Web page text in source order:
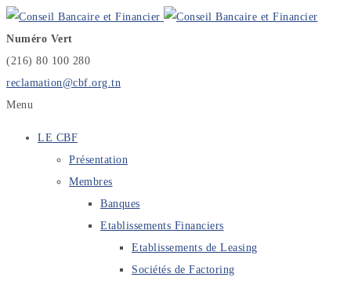
Numéro Vert
(216) 80 100 280
reclamation@cbf.org.tn
Menu
LE CBF
Présentation
Membres
Banques
Etablissements Financiers
Etablissements de Leasing
Sociétés de Factoring